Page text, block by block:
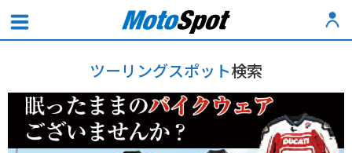
ツーリングスポット検索